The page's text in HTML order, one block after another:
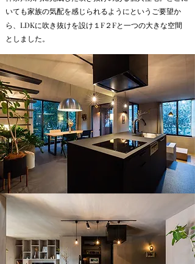
いても家族の気配を感じられるようにというご要望か
ら、 LDKに吹き抜けを設け １F２Fと一つの大きな空間
としました。